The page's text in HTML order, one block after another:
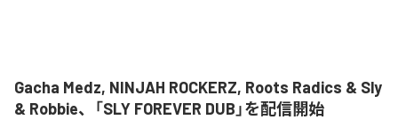
Gacha Medz, NINJAH ROCKERZ, Roots Radics & Sly
& Robbie、「SLY FOREVER DUB」を配信開始